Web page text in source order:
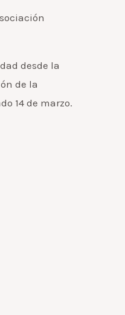
desde la
de la
14 de marzo.